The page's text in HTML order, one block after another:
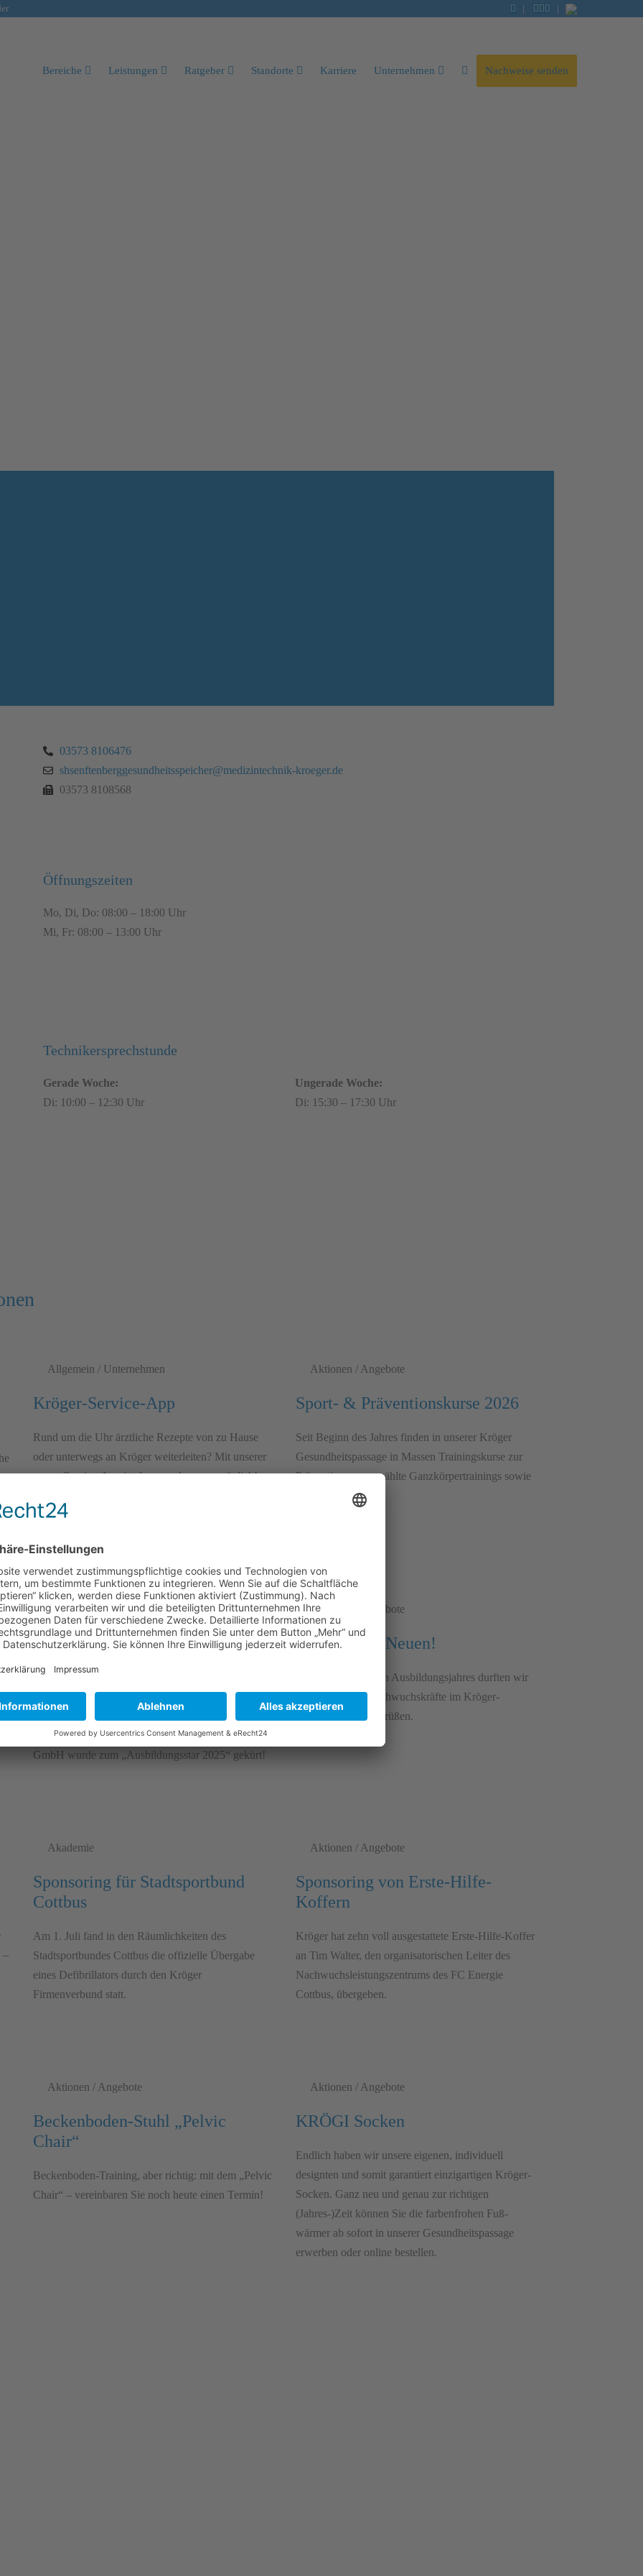
| |
Bereiche Leistungen Ratgeber Standorte Karriere Unternehmen Nachweise senden
03573 8106476
shsenftenberggesundheitsspeicher­@medizintechnik-kroeger.de
03573 8108568
Öffnungszeiten
Mo, Di, Do: 08:00 – 18:00 Uhr
Mi, Fr: 08:00 – 13:00 Uhr
Technikersprechstunde
Gerade Woche:
Di: 10:00 – 12:30 Uhr
Ungerade Woche:
Di: 15:30 – 17:30 Uhr
Allgemein / Unternehmen
Kröger-Service-App
Rund um die Uhr ärztliche Rezepte von zu Hause
oder unterwegs an Kröger weiterleiten? Mit unserer
neuen Service-App ist das ganz bequem möglich!
Aktionen / Angebote
Sport- & Präventionskurse 2026
Seit Beginn des Jahres finden in unserer Kröger
Gesund­­­­heits­­­­passage in Massen Trainings­­­kurse zur
Präven­­­tion, ausge­­­wählte Ganz­­­­körper­­­trainings sowie
Reha­­-Sport statt.
Aktionen / Angebote
Ausbildungsstar 2025
Was für ein Moment!
Mit großer Freude und noch größerem Stolz dürfen
wir verkünden:
Die Medizintechnik & Sanitätshaus Harald Kröger
GmbH wurde zum „Ausbildungsstar 2025“ gekürt!
Aktionen / Angebote
Wir sind die Neuen!
Zum Start des neuen Ausbildungsjahres durften wir
fünf engagierte Nachwuchskräfte im Kröger-
Firmenverbund begrüßen.
–
Akademie
Sponsoring für Stadtsportbund
Cottbus
Am 1. Juli fand in den Räumlichkeiten des
Stadtsportbundes Cottbus die offizielle Übergabe
eines Defibrillators durch den Kröger
Firmenverbund statt.
Aktionen / Angebote
Sponsoring von Erste-Hilfe-
Koffern
Kröger hat zehn voll ausgestattete Erste-Hilfe-Koffer
an Tim Walter, den organisatorischen Leiter des
Nachwuchsleistungszentrums des FC Energie
Cottbus, übergeben.
Aktionen / Angebote
Beckenboden-Stuhl „Pelvic
Chair“
Becken­boden-Training, aber richtig: mit dem „Pelvic
Chair“ – vereinbaren Sie noch heute einen Termin!
Aktionen / Angebote
KRÖGI Socken
End­lich haben wir unsere eigenen, indivi­duell
designten und somit garantiert einzig­artigen Kröger-
Socken. Ganz neu und genau zur richtigen
(Jahres-)Zeit können Sie die farben­frohen Fuß­
wärmer ab sofort in unserer Gesundheits­passage
erwerben oder online bestellen.